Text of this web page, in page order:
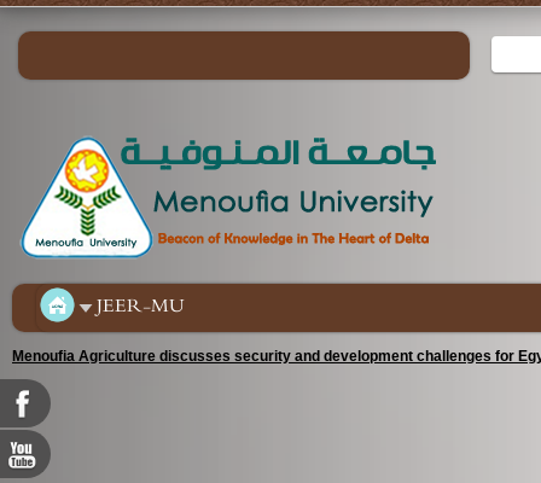
JEER-MU
Menoufia Agriculture discusses security and development challenges for